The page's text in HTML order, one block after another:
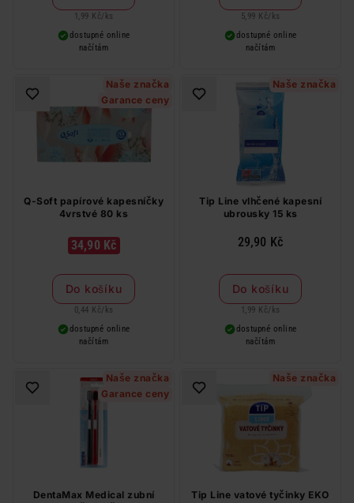
1,99 Kč/ ks
dostupné online
načítám
5,99 Kč/ ks
dostupné online
načítám
Naše značka
Garance ceny
Q-Soft papírové kapesníčky
4vrstvé 80 ks
34,90 Kč
Do košíku
0,44 Kč/ ks
dostupné online
načítám
Naše značka
Tip Line vlhčené kapesní
ubrousky 15 ks
29,90 Kč
Do košíku
1,99 Kč/ ks
dostupné online
načítám
Naše značka
Garance ceny
DentaMax Medical zubní
Naše značka
Tip Line vatové tyčinky EKO